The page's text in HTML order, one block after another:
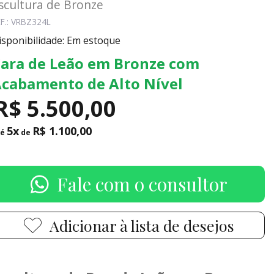
de Bronze
VRBZ324L
Em estoque
de Leão em Bronze com
de Alto Nível
5.500,00
5x de R$ 1.100,00
Fale com o consultor
Adicionar à lista de desejos